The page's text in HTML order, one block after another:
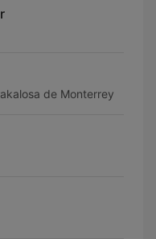
de Monterrey